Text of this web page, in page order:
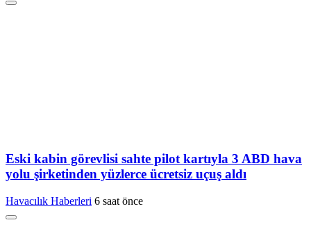
Eski kabin görevlisi sahte pilot kartıyla 3 ABD hava
yolu şirketinden yüzlerce ücretsiz uçuş aldı
Havacılık Haberleri 6 saat önce